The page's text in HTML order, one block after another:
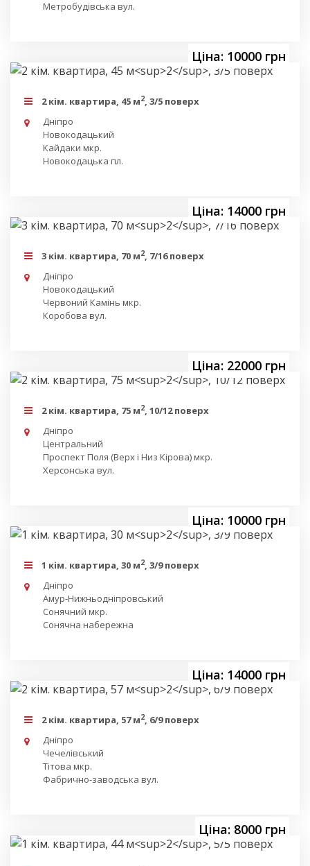
Метробудівська вул.
Ціна: 10000 грн
2 кім. квартира, 45 м2, 3/5 поверх
Дніпро
Новокодацький
Кайдаки мкр.
Новокодацька пл.
Ціна: 14000 грн
3 кім. квартира, 70 м2, 7/16 поверх
Дніпро
Новокодацький
Червоний Камінь мкр.
Коробова вул.
Ціна: 22000 грн
2 кім. квартира, 75 м2, 10/12 поверх
Дніпро
Центральний
Проспект Поля (Верх і Низ Кірова) мкр.
Херсонська вул.
Ціна: 10000 грн
1 кім. квартира, 30 м2, 3/9 поверх
Дніпро
Амур-Нижньодніпровський
Сонячний мкр.
Сонячна набережна
Ціна: 14000 грн
2 кім. квартира, 57 м2, 6/9 поверх
Дніпро
Чечелівський
Тітова мкр.
Фабрично-заводська вул.
Ціна: 8000 грн